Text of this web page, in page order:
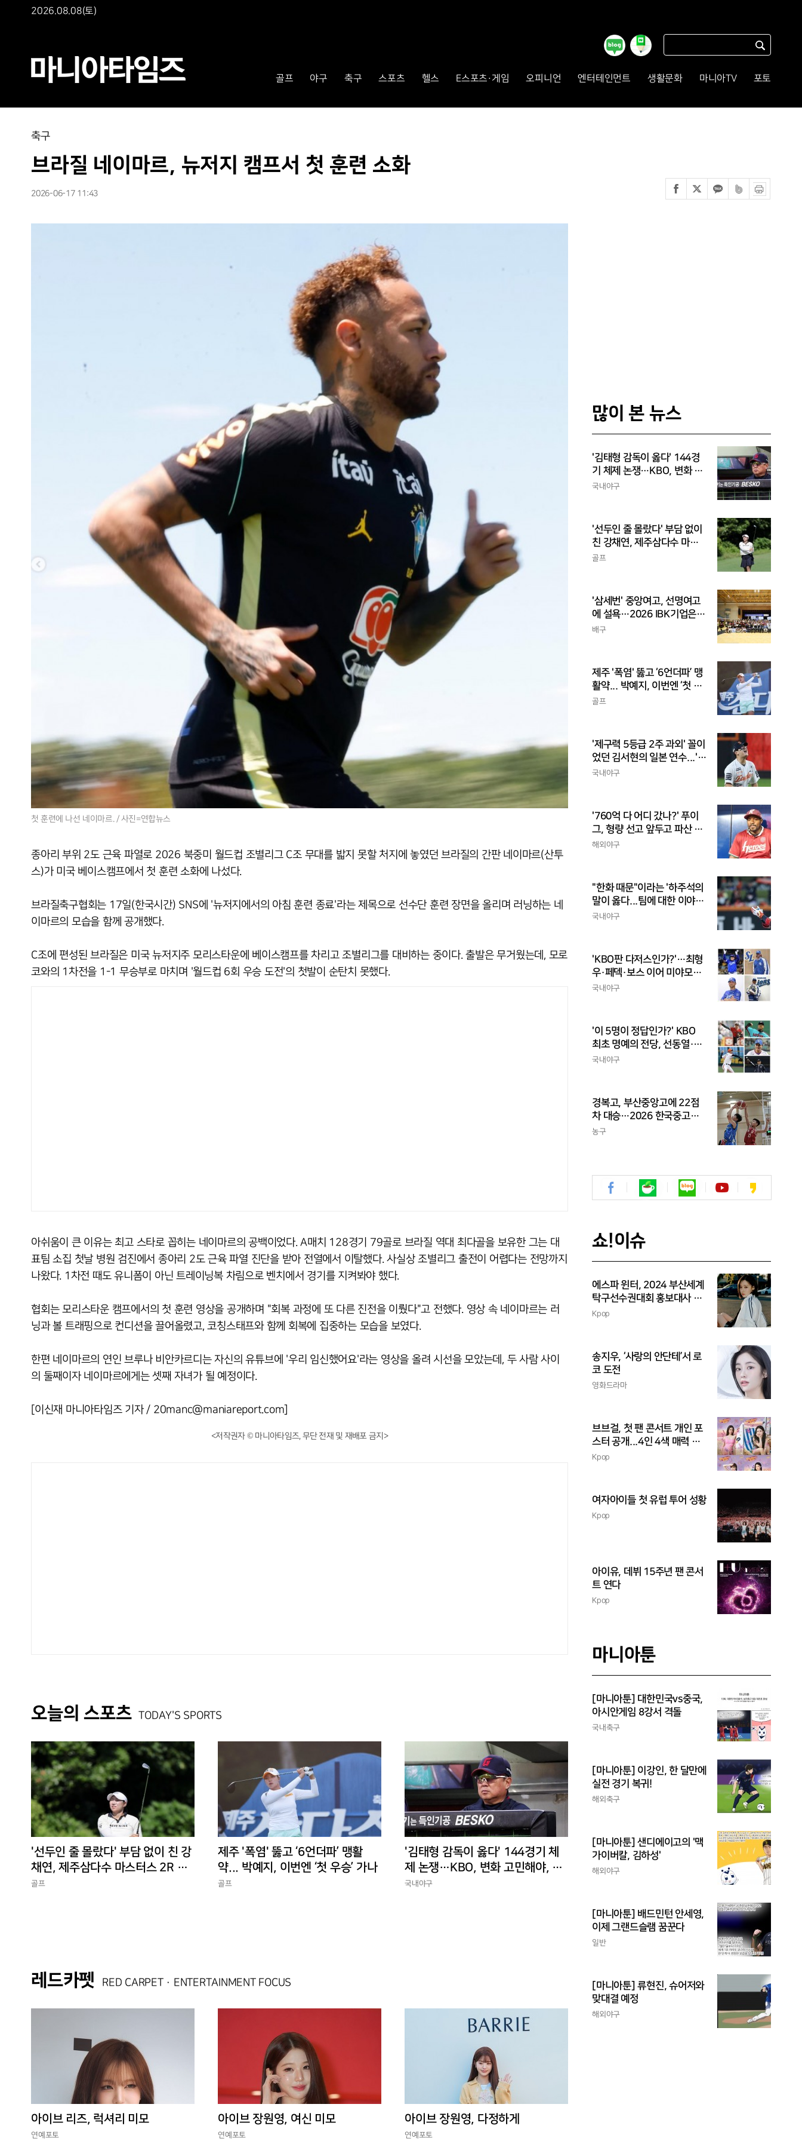
2026.08.08(토)
골프 야구 축구 스포츠 헬스 E스포츠·게임 오피니언 엔터테인먼트 생활문화 마니아TV 포토
축구
브라질 네이마르, 뉴저지 캠프서 첫 훈련 소화
2026-06-17 11:43
첫 훈련에 나선 네이마르. / 사진=연합뉴스
종아리 부위 2도 근육 파열로 2026 북중미 월드컵 조별리그 C조 무대를 밟지 못할 처지에 놓였던 브라질의 간판 네이마르(산투
스)가 미국 베이스캠프에서 첫 훈련 소화에 나섰다.
브라질축구협회는 17일(한국시간) SNS에 '뉴저지에서의 아침 훈련 종료'라는 제목으로 선수단 훈련 장면을 올리며 러닝하는 네
이마르의 모습을 함께 공개했다.
C조에 편성된 브라질은 미국 뉴저지주 모리스타운에 베이스캠프를 차리고 조별리그를 대비하는 중이다. 출발은 무거웠는데, 모로
코와의 1차전을 1-1 무승부로 마치며 '월드컵 6회 우승 도전'의 첫발이 순탄치 못했다.
아쉬움이 큰 이유는 최고 스타로 꼽히는 네이마르의 공백이었다. A매치 128경기 79골로 브라질 역대 최다골을 보유한 그는 대
표팀 소집 첫날 병원 검진에서 종아리 2도 근육 파열 진단을 받아 전열에서 이탈했다. 사실상 조별리그 출전이 어렵다는 전망까지
나왔다. 1차전 때도 유니폼이 아닌 트레이닝복 차림으로 벤치에서 경기를 지켜봐야 했다.
협회는 모리스타운 캠프에서의 첫 훈련 영상을 공개하며 "회복 과정에 또 다른 진전을 이뤘다"고 전했다. 영상 속 네이마르는 러
닝과 볼 트래핑으로 컨디션을 끌어올렸고, 코칭스태프와 함께 회복에 집중하는 모습을 보였다.
한편 네이마르의 연인 브루나 비안카르디는 자신의 유튜브에 '우리 임신했어요'라는 영상을 올려 시선을 모았는데, 두 사람 사이
의 둘째이자 네이마르에게는 셋째 자녀가 될 예정이다.
[이신재 마니아타임즈 기자 / 20manc@maniareport.com]
<저작권자 © 마니아타임즈, 무단 전재 및 재배포 금지>
오늘의 스포츠 TODAY'S SPORTS
'선두인 줄 몰랐다' 부담 없이 친 강
채연, 제주삼다수 마스터스 2R 단
독 선두
골프
제주 '폭염' 뚫고 ‘6언더파’ 맹활
약... 박예지, 이번엔 ‘첫 우승’ 가나
골프
'김태형 감독이 옳다' 144경기 체
제 논쟁…KBO, 변화 고민해야, 환
경에 맞는 경기 수가 바람직
국내야구
레드카펫 RED CARPET · ENTERTAINMENT FOCUS
아이브 리즈, 럭셔리 미모
연예포토
아이브 장원영, 여신 미모
연예포토
아이브 장원영, 다정하게
연예포토
많이 본 뉴스
'김태형 감독이 옳다' 144경
기 체제 논쟁…KBO, 변화 고
민해야, 환경에 맞는 경기 수
국내야구
'선두인 줄 몰랐다' 부담 없이
친 강채연, 제주삼다수 마스
터스 2R 단독 선두
골프
'삼세번' 중앙여고, 선명여고
에 설욕…2026 IBK기업은행
배 전국중고배구대회 우승
배구
제주 '폭염' 뚫고 ‘6언더파’ 맹
활약... 박예지, 이번엔 ‘첫 우
승’ 가나
골프
'제구력 5등급 2주 과외' 꼴이
었던 김서현의 일본 연수...'종
합검진표'에 불과
국내야구
'760억 다 어디 갔나?' 푸이
그, 형량 선고 앞두고 파산 신
청
해외야구
"한화 때문"이라는 '하주석의
말이 옳다...팀에 대한 이야
기, 끝까지 안 하는 게 도리
국내야구
'KBO판 다저스인가?'…최형
우·페덱·보스 이어 미야모리
까지, 삼성의 '스펙 만렙' 승부
국내야구
'이 5명이 정답인가?' KBO
최초 명예의 전당, 선동열·최
동원·이승엽·송진우·김응용
국내야구
경복고, 부산중앙고에 22점
차 대승…2026 한국중고농
구 주말리그 왕중왕전 첫 승
농구
쇼!이슈
에스파 윈터, 2024 부산세계
탁구선수권대회 홍보대사 위
촉
Kpop
송지우, ‘사랑의 안단테’서 로
코 도전
영화드라마
브브걸, 첫 팬 콘서트 개인 포
스터 공개...4인 4색 매력 발
산
Kpop
여자아이들 첫 유럽 투어 성황
Kpop
아이유, 데뷔 15주년 팬 콘서
트 연다
Kpop
마니아툰
[마니아툰] 대한민국vs중국,
아시안게임 8강서 격돌
국내축구
[마니아툰] 이강인, 한 달만에
실전 경기 복귀!
해외축구
[마니아툰] 샌디에이고의 '맥
가이버칼, 김하성'
해외야구
[마니아툰] 배드민턴 안세영,
이제 그랜드슬램 꿈꾼다
일반
[마니아툰] 류현진, 슈어저와
맞대결 예정
해외야구